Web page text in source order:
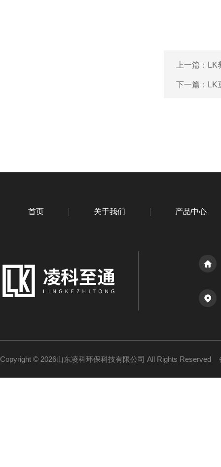
上一篇： LK
下一篇： LK
首页 关于我们 产品中心
Copyright © 2026山东凌科环保科技有限公司 All Rights Reserved